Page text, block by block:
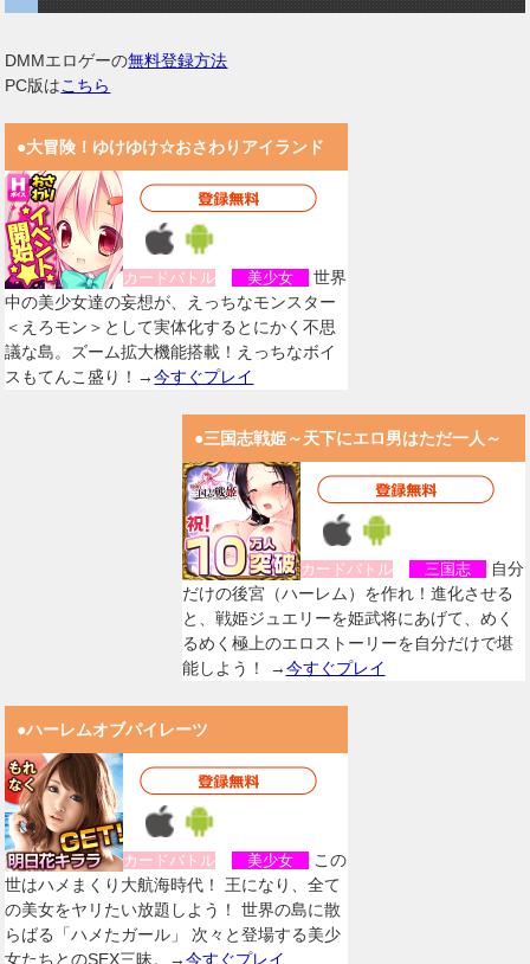
DMMエロゲーの無料登録方法
PC版はこちら
●大冒険！ゆけゆけ☆おさわりアイランド
カードバトル 美少女
世界
中の美少女達の妄想が、えっちなモンスター
＜えろモン＞として実体化するとにかく不思
議な島。ズーム拡大機能搭載！えっちなボイ
スもてんこ盛り！→今すぐプレイ
●三国志戦姫～天下にエロ男はただ一人～
カードバトル 三国志
自分
だけの後宮（ハーレム）を作れ！進化させる
と、戦姫ジュエリーを姫武将にあげて、めく
るめく極上のエロストーリーを自分だけで堪
能しよう！ →今すぐプレイ
●ハーレムオブパイレーツ
カードバトル 美少女
この
世はハメまくり大航海時代！ 王になり、全て
の美女をヤリたい放題しよう！ 世界の島に散
らばる「ハメたガール」 次々と登場する美少
女たちとのSEX三昧。→今すぐプレイ